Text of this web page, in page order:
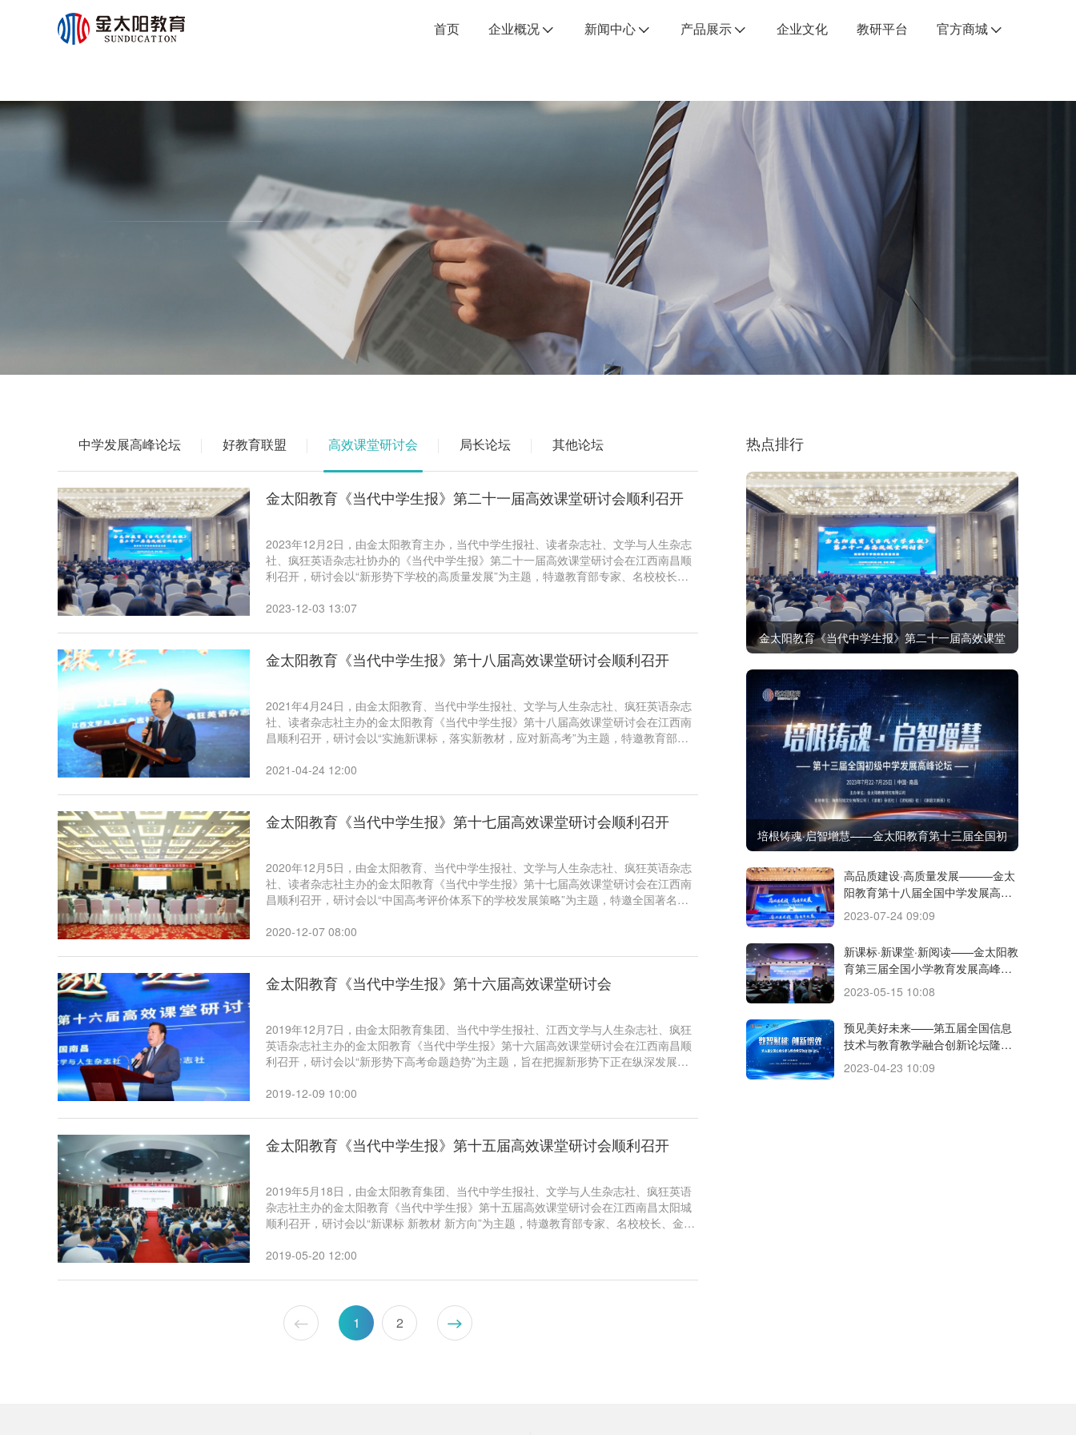
首页 企业概况 新闻中心 产品展示 企业文化 教研平台 官方商城
中学发展高峰论坛 好教育联盟 高效课堂研讨会 局长论坛 其他论坛
金太阳教育《当代中学生报》第二十一届高效课堂研讨会顺利召开
2023年12月2日，由金太阳教育主办，当代中学生报社、读者杂志社、文学与人生杂志
社、疯狂英语杂志社协办的《当代中学生报》第二十一届高效课堂研讨会在江西南昌顺
利召开，研讨会以“新形势下学校的高质量发展”为主题，特邀教育部专家、名校校长、
考策略等内容现场授课，来自全国的800多位教育工作者参加研讨会。
2023-12-03 13:07
金太阳教育《当代中学生报》第十八届高效课堂研讨会顺利召开
2021年4月24日，由金太阳教育、当代中学生报社、文学与人生杂志社、疯狂英语杂志
社、读者杂志社主办的金太阳教育《当代中学生报》第十八届高效课堂研讨会在江西南
昌顺利召开，研讨会以“实施新课标，落实新教材，应对新高考”为主题，特邀教育部专
立德树人为根本任务进行现场授课，深化高考内容改革，助推高中育人方式改革。来自
2021-04-24 12:00
金太阳教育《当代中学生报》第十七届高效课堂研讨会顺利召开
2020年12月5日，由金太阳教育、当代中学生报社、文学与人生杂志社、疯狂英语杂志
社、读者杂志社主办的金太阳教育《当代中学生报》第十七届高效课堂研讨会在江西南
昌顺利召开，研讨会以“中国高考评价体系下的学校发展策略”为主题，特邀全国著名教
备考策略现场授课，探讨高效课堂发展，把握未来教育方向。来自全国的800多位教育
2020-12-07 08:00
金太阳教育《当代中学生报》第十六届高效课堂研讨会
2019年12月7日，由金太阳教育集团、当代中学生报社、江西文学与人生杂志社、疯狂
英语杂志社主办的金太阳教育《当代中学生报》第十六届高效课堂研讨会在江西南昌顺
利召开，研讨会以“新形势下高考命题趋势”为主题，旨在把握新形势下正在纵深发展的
针对2020年高考新变化、新信息、新对策现场授课，科学把握2020年高考指导思想、命
2019-12-09 10:00
金太阳教育《当代中学生报》第十五届高效课堂研讨会顺利召开
2019年5月18日，由金太阳教育集团、当代中学生报社、文学与人生杂志社、疯狂英语
杂志社主办的金太阳教育《当代中学生报》第十五届高效课堂研讨会在江西南昌太阳城
顺利召开，研讨会以“新课标 新教材 新方向”为主题，特邀教育部专家、名校校长、金太
向。来自全国的500多位教育工作者参加了本次研讨会。
2019-05-20 12:00
1 2
热点排行
金太阳教育《当代中学生报》第二十一届高效课堂
研讨会顺利召开
培根铸魂·启智增慧——金太阳教育第十三届全国初
级中学发展高峰论坛胜利召开
高品质建设·高质量发展———金太
阳教育第十八届全国中学发展高峰
论坛圆满落幕
2023-07-24 09:09
新课标·新课堂·新阅读­­——金太阳教
育第三届全国小学教育发展高峰论
坛暨小学高质量阅读研究会揭牌仪
2023-05-15 10:08
预见美好未来——第五届全国信息
技术与教育教学融合创新论坛隆重
召开
2023-04-23 10:09